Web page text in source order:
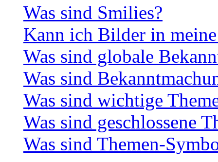
Was sind Smilies?
Kann ich Bilder in
Was sind globale
Was sind
Was sind wichtige
Was sind geschlossene
Was sind Themen-